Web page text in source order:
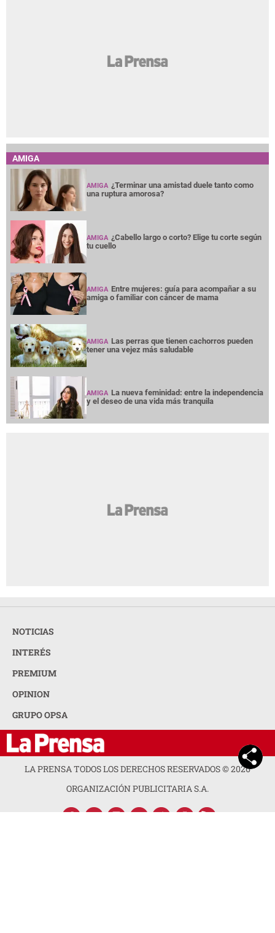
AMIGA
AMIGA ¿Terminar una amistad duele tanto como
una ruptura amorosa?
AMIGA ¿Cabello largo o corto? Elige tu corte según
tu cuello
AMIGA Entre mujeres: guía para acompañar a su
amiga o familiar con cáncer de mama
AMIGA Las perras que tienen cachorros pueden
tener una vejez más saludable
AMIGA La nueva feminidad: entre la independencia
y el deseo de una vida más tranquila
NOTICIAS
INTERÉS
PREMIUM
OPINION
GRUPO OPSA
LA PRENSA TODOS LOS DERECHOS RESERVADOS ©2026
ORGANIZACIÓN PUBLICITARIA S.A.